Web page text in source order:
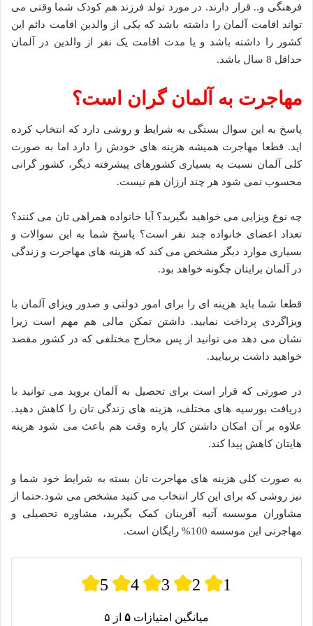
فرهنگی و.. قرار دارند. در مورد تولد فرزند هم کودک شما وقتی می
تواند اقامت آلمان را داشته باشد که یکی از والدین اقامت دائم این
کشور را داشته باشد و یا مدت اقامت یک نفر از والدین در آلمان
حداقل 8 سال باشد.
مهاجرت به آلمان گران است؟
پاسخ به این سوال بستگی به شرایط و روشی دارد که انتخاب کرده
اید. قطعا مهاجرت همیشه هزینه های خودش را دارد اما به صورت
کلی آلمان نسبت به بسیاری کشورهای پیشرفته دیگر، کشور گرانی
محسوب نمی شود هر چند ارزان هم نیست.
چه نوع ویزایی می خواهید بگیرید؟ آیا خانواده همراهی تان می کنند؟
تعداد اعضای خانواده چند نفر است؟ پاسخ شما به این سوالات و
بسیاری موارد دیگر مشخص می کند که هزینه های مهاجرت و زندگی
در آلمان برایتان چگونه خواهد بود.
قطعا شما باید هزینه ای را برای امور دولتی و صدور ویزای آلمان با
ویزاگردی پرداخت نمایید. داشتن تمکن مالی هم مهم است زیرا
نشان می دهد می توانید از پس مخارج مختلفی که در کشور مقصد
خواهید داشت بربیایید.
در صورتی که قرار است برای تحصیل به آلمان بروید می توانید با
دریافت بورسیه های مختلف، هزینه های زندگی تان را کاهش دهید.
علاوه بر آن امکان داشتن کار پاره وقت هم باعث می شود هزینه
هایتان کاهش پیدا کند.
به صورت کلی هزینه های مهاجرت تان بسته به شرایط خود شما و
نیز روشی که برای این کار انتخاب می کنید مشخص می شود.حتما از
مشاوران موسسه آتیه آفرینان کمک بگیرید، مشاوره تحصیلی و
مهاجرتی این موسسه 100% رایگان است.
5 4 3 2 1
میانگین امتیازات ۵ از ۵